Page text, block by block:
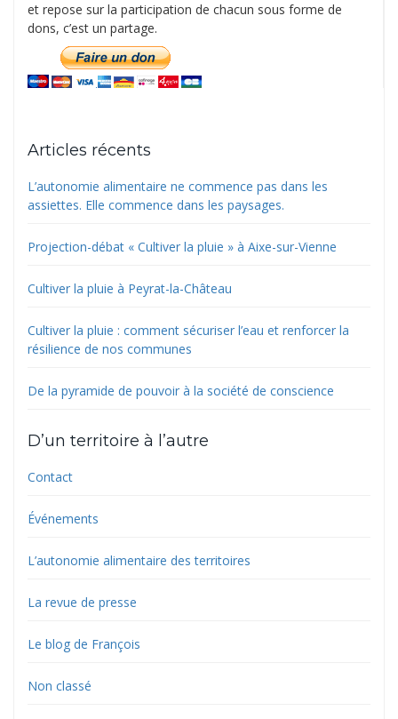
et repose sur la participation de chacun sous forme de
dons, c’est un partage.
Articles récents
L’autonomie alimentaire ne commence pas dans les
assiettes. Elle commence dans les paysages.
Projection-débat « Cultiver la pluie » à Aixe-sur-Vienne
Cultiver la pluie à Peyrat-la-Château
Cultiver la pluie : comment sécuriser l’eau et renforcer la
résilience de nos communes
De la pyramide de pouvoir à la société de conscience
D’un territoire à l’autre
Contact
Événements
L’autonomie alimentaire des territoires
La revue de presse
Le blog de François
Non classé